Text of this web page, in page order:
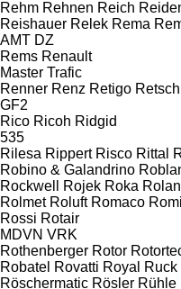
Rehm Rehnen Reich
Reishauer Relek Rema
AMT DZ
Rems Renault
Master Trafic
Renner Renz Retigo Retsch
GF2
Rico Ricoh Ridgid
535
Rilesa Rippert Risco Rittal
Robino & Galandrino
Rockwell
Rojek Roka
Rolmet Roluft Romaco Romi
Rossi Rotair
MDVN VRK
Rothenberger Rotor
Robatel Rovatti Royal Ruck
Röschermatic Rösler Rühle